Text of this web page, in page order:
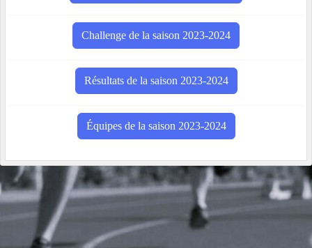
Challenge de la saison 2023-2024
Résultats de la saison 2023-2024
Équipes de la saison 2023-2024